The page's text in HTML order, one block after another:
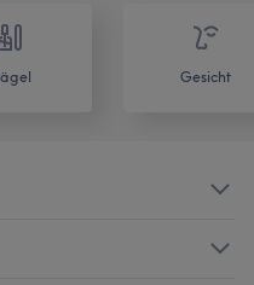
Gesicht